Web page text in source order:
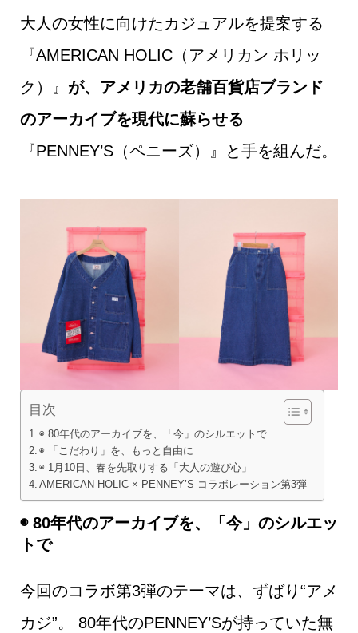
大人の女性に向けたカジュアルを提案する
『AMERICAN HOLIC（アメリカン ホリッ
ク）』 が、アメリカの老舗百貨店ブランド
のアーカイブを現代に蘇らせる
『PENNEY’S（ペニーズ）』と手を組んだ。
目次
◉ 80年代のアーカイブを、「今」のシルエットで
◉ 「こだわり」を、もっと自由に
◉ 1月10日、春を先取りする「大人の遊び心」
AMERICAN HOLIC × PENNEY’S コラボレーション第3弾
◉ 80年代のアーカイブを、「今」のシルエッ
トで
今回のコラボ第3弾のテーマは、ずばり“アメ
カジ”。 80年代のPENNEY’Sが持っていた無